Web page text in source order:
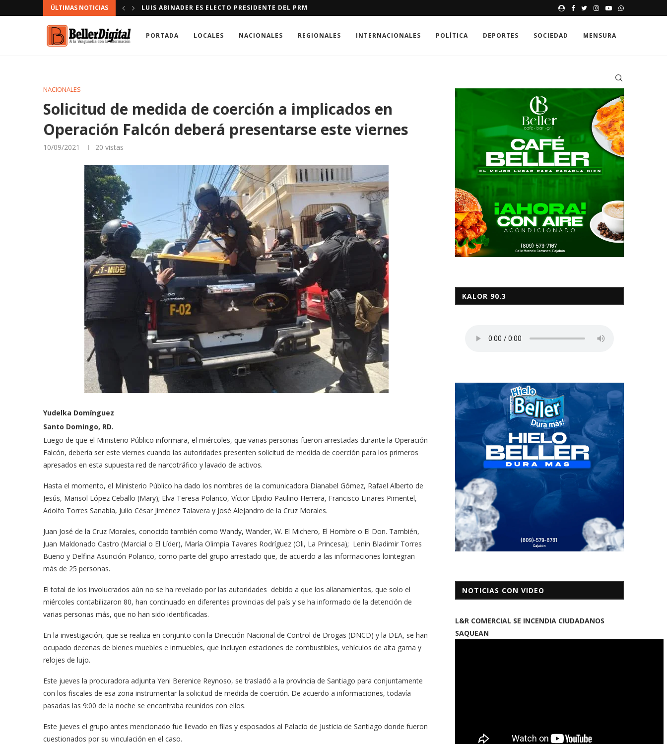
ÚLTIMAS NOTICIAS DAN PRIMER PALAZO PARA CONSTRUCCIÓN DEL NUEVO MERCADO DE TIROLÍ EN LA FRONTERA INFARTO CAUSA MÁS
PORTADA LOCALES NACIONALES REGIONALES INTERNACIONALES POLÍTICA DEPORTES SOCIEDAD MENSURA
NACIONALES
Solicitud de medida de coerción a implicados en
Operación Falcón deberá presentarse este viernes
10/09/2021 20 vistas
Yudelka Domínguez
Santo Domingo, RD.
Luego de que el Ministerio Público informara, el miércoles, que varias personas fueron arrestadas durante la Operación
Falcón, debería ser este viernes cuando las autoridades presenten solicitud de medida de coerción para los primeros
apresados en esta supuesta red de narcotráfico y lavado de activos.
Hasta el momento, el Ministerio Público ha dado los nombres de la comunicadora Dianabel Gómez, Rafael Alberto de
Jesús, Marisol López Ceballo (Mary); Elva Teresa Polanco, Víctor Elpidio Paulino Herrera, Francisco Linares Pimentel,
Adolfo Torres Sanabia, Julio César Jiménez Talavera y José Alejandro de la Cruz Morales.
Juan José de la Cruz Morales, conocido también como Wandy, Wander, W. El Michero, El Hombre o El Don. También,
Juan Maldonado Castro (Marcial o El Líder), María Olimpia Tavares Rodríguez (Oli, La Princesa); Lenin Bladimir Torres
Bueno y Delfina Asunción Polanco, como parte del grupo arrestado que, de acuerdo a las informaciones lointegran
más de 25 personas.
El total de los involucrados aún no se ha revelado por las autoridades debido a que los allanamientos, que solo el
miércoles contabilizaron 80, han continuado en diferentes provincias del país y se ha informado de la detención de
varias personas más, que no han sido identificadas.
En la investigación, que se realiza en conjunto con la Dirección Nacional de Control de Drogas (DNCD) y la DEA, se han
ocupado decenas de bienes muebles e inmuebles, que incluyen estaciones de combustibles, vehículos de alta gama y
relojes de lujo.
Este jueves la procuradora adjunta Yeni Berenice Reynoso, se trasladó a la provincia de Santiago para conjuntamente
con los fiscales de esa zona instrumentar la solicitud de medida de coerción. De acuerdo a informaciones, todavía
pasadas las 9:00 de la noche se encontraba reunidos con ellos.
Este jueves el grupo antes mencionado fue llevado en filas y esposados al Palacio de Justicia de Santiago donde fueron
cuestionados por su vinculación en el caso.
KALOR 90.3
NOTICIAS CON VIDEO
L&R COMERCIAL SE INCENDIA CIUDADANOS
SAQUEAN